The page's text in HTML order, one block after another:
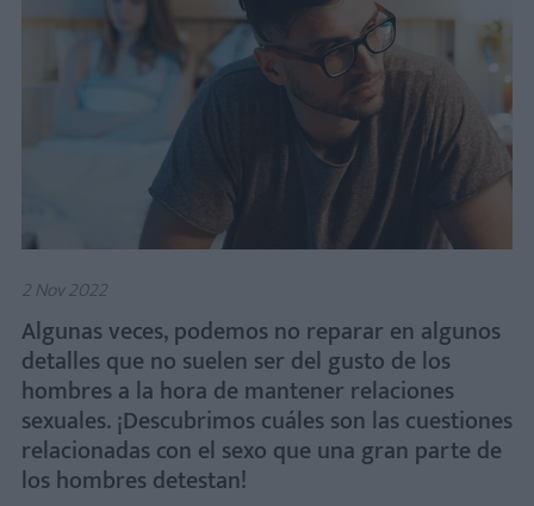
2 Nov 2022
Algunas veces, podemos no reparar en algunos
detalles que no suelen ser del gusto de los
hombres a la hora de mantener relaciones
sexuales. ¡Descubrimos cuáles son las cuestiones
relacionadas con el sexo que una gran parte de
los hombres detestan!